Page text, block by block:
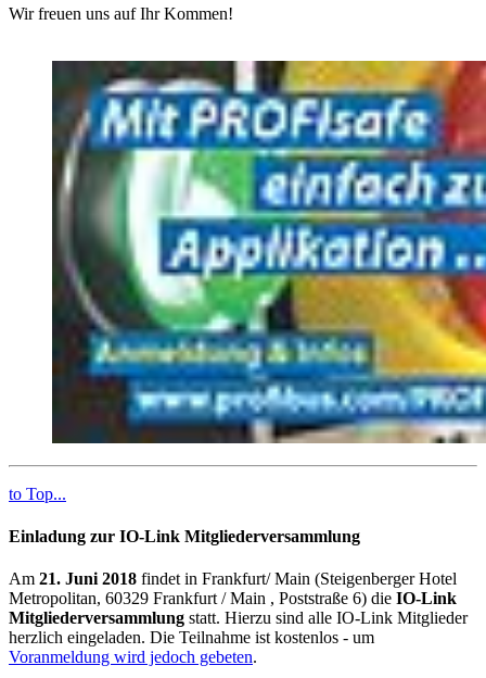
Wir freuen uns auf Ihr Kommen!
to Top...
Einladung zur IO-Link Mitgliederversammlung
Am 21. Juni 2018 findet in Frankfurt/ Main (Steigenberger Hotel
Metropolitan, 60329 Frankfurt / Main , Poststraße 6) die IO-Link
Mitgliederversammlung statt. Hierzu sind alle IO-Link Mitglieder
herzlich eingeladen. Die Teilnahme ist kostenlos - um
Voranmeldung wird jedoch gebeten.